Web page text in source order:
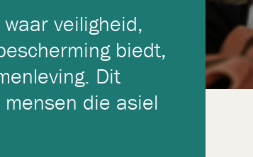
veiligheid,
biedt,
Dit
die asiel